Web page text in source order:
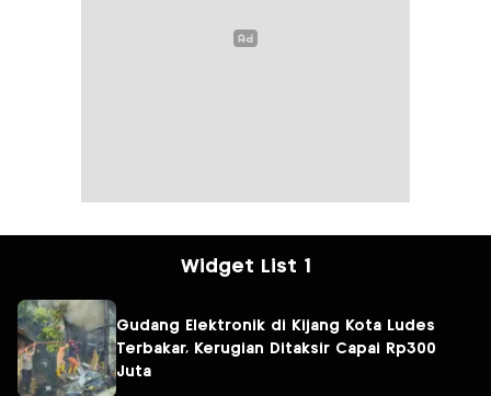
Widget List 1
Gudang Elektronik di Kijang Kota Ludes
Terbakar, Kerugian Ditaksir Capai Rp300
Juta